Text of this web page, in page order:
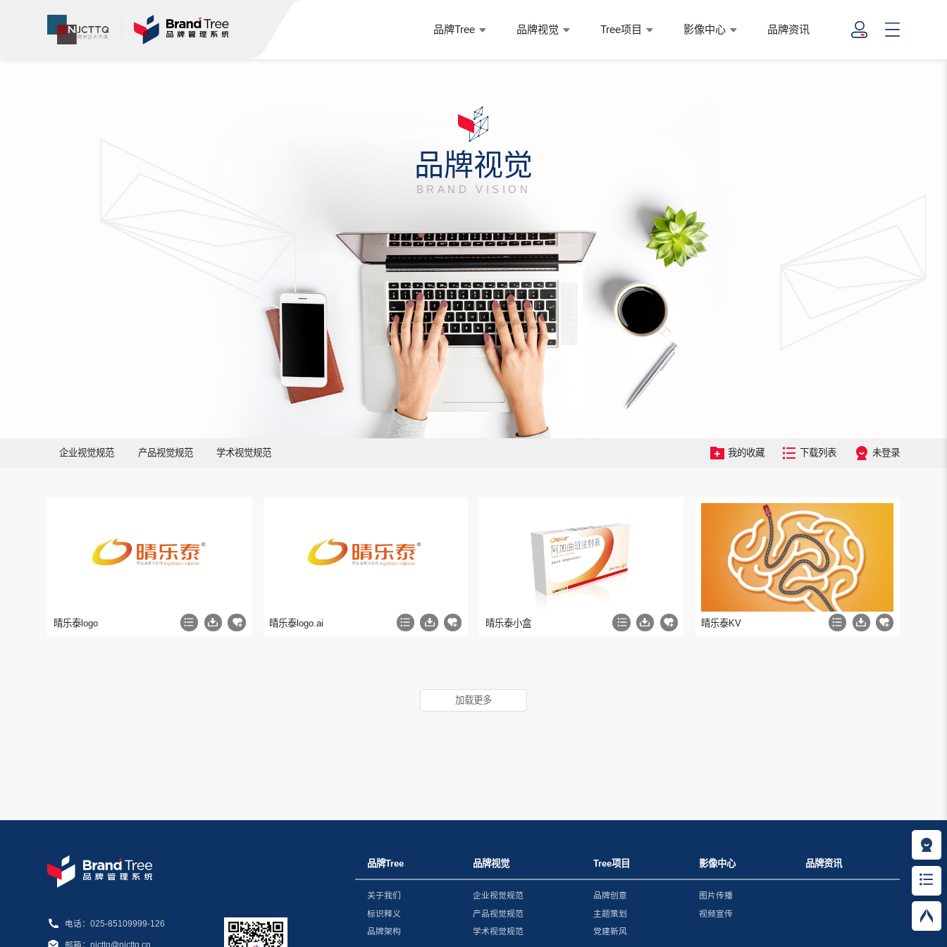
品牌Tree 品牌视觉 Tree项目 影像中心 品牌资讯
品牌视觉
BRAND VISION
企业视觉规范 产品视觉规范 学术视觉规范 我的收藏 下载列表 未登录
晴乐泰logo 晴乐泰logo.ai 晴乐泰小盒 晴乐泰KV
加载更多
电话：025-85109999-126
邮箱：njcttq@njcttq.cn
品牌Tree
关于我们
标识释义
品牌架构
品牌视觉
企业视觉规范
产品视觉规范
学术视觉规范
Tree项目
品牌创意
主题策划
党建新风
影像中心
图片传播
视频宣传
品牌资讯